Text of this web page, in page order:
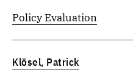
Policy Evaluation
Klösel, Patrick